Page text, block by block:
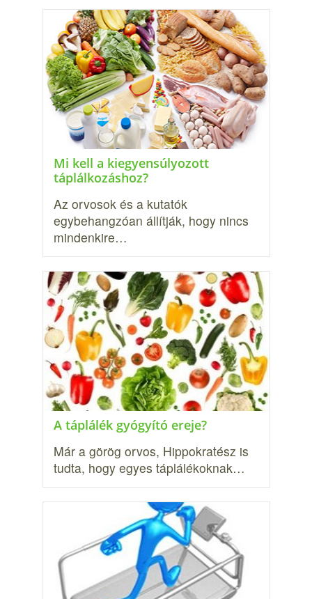
Mi kell a kiegyensúlyozott
táplálkozáshoz?
Az orvosok és a kutatók
egybehangzóan állítják, hogy nincs
mindenkire…
A táplálék gyógyító ereje?
Már a görög orvos, Hippokratész is
tudta, hogy egyes táplálékoknak…